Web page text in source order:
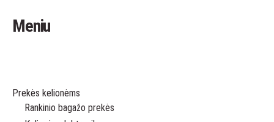
Meniu
Prekės kelionėms
Rankinio bagažo prekės